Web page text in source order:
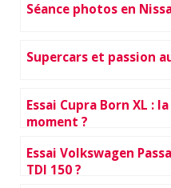
Séance photos en
Supercars et passion
Essai Cupra Born XL :
moment ?
Essai Volkswagen
TDI 150 ?